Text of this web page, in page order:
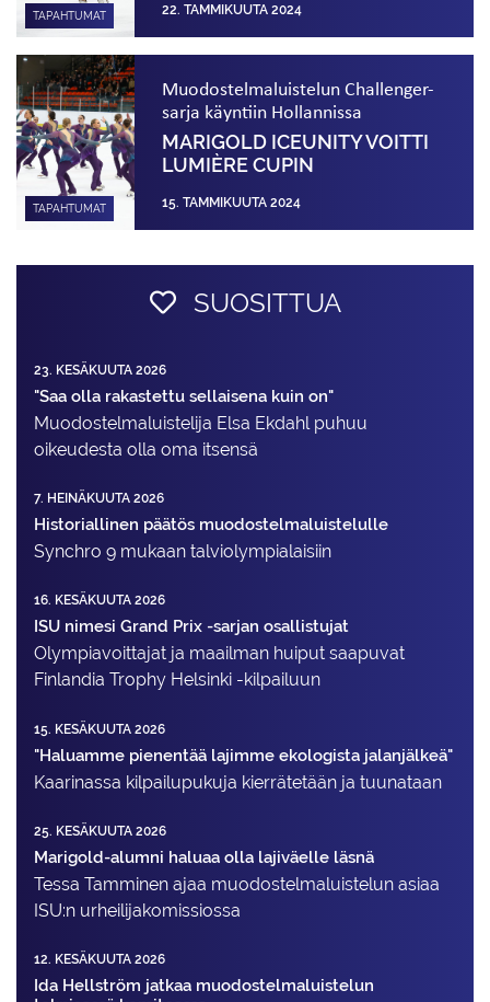
TAPAHTUMAT 22. TAMMIKUUTA 2024
TAPAHTUMAT
Muodostelmaluistelun Challenger-
sarja käyntiin Hollannissa
MARIGOLD ICEUNITY VOITTI
LUMIÈRE CUPIN
15. TAMMIKUUTA 2024
SUOSITTUA
23. KESÄKUUTA 2026
"Saa olla rakastettu sellaisena kuin on"
Muodostelma­luistelija Elsa Ekdahl puhuu
oikeudesta olla oma itsensä
7. HEINÄKUUTA 2026
Historiallinen päätös muodostelmaluistelulle
Synchro 9 mukaan talviolympialaisiin
16. KESÄKUUTA 2026
ISU nimesi Grand Prix -sarjan osallistujat
Olympiavoittajat ja maailman huiput saapuvat
Finlandia Trophy Helsinki -kilpailuun
15. KESÄKUUTA 2026
"Haluamme pienentää lajimme ekologista jalanjälkeä"
Kaarinassa kilpailupukuja kierrätetään ja tuunataan
25. KESÄKUUTA 2026
Marigold-alumni haluaa olla lajiväelle läsnä
Tessa Tamminen ajaa muodostelma­luistelun asiaa
ISU:n urheilija­komissiossa
12. KESÄKUUTA 2026
Ida Hellström jatkaa muodostelmaluistelun